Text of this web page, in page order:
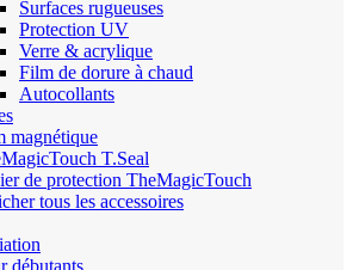
Surfaces rugueuses
Protection UV
Verre & acrylique
Film de dorure à chaud
Autocollants
magnétique
T.Seal
de protection TheMagicTouch
tous les accessoires